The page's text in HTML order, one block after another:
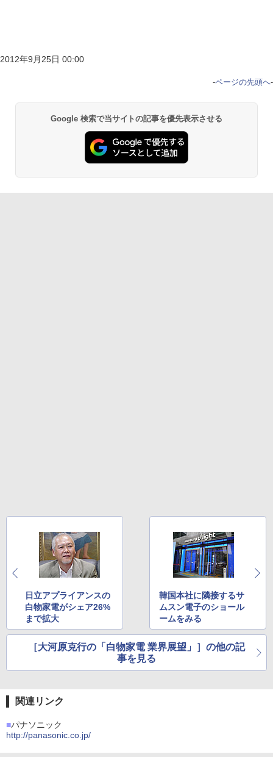
2012年9月25日 00:00
-ページの先頭へ-
Google 検索で当サイトの記事を優先表示させる
日立アプライアンスの
白物家電がシェア26%
まで拡大
韓国本社に隣接するサ
ムスン電子のショール
ームをみる
［大河原克行の「白物家電 業界展望」］の他の記
事を見る
関連リンク
■パナソニック
http://panasonic.co.jp/